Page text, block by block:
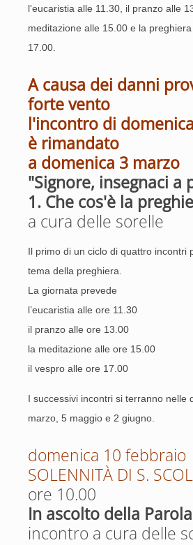
l'eucaristia alle 11.30, il pranzo alle
meditazione alle 15.00 e la
17.00.
A causa dei danni
forte vento
l'incontro di
è rimandato
a domenica 3 marzo
"Signore, insegnaci a
1. Che cos'è la
a cura delle sorelle
Il primo di un ciclo di quattro incontri
tema della preghiera.
La giornata prevede
l’eucaristia alle ore 11.30
il pranzo alle ore 13.00
la meditazione alle ore 15.00
il vespro alle ore 17.00
I successivi incontri si terranno nelle
marzo, 5 maggio e 2 giugno.
domenica 10 febbraio
SOLENNITÀ DI S.
ore 10.00
In ascolto della
incontro a cura delle